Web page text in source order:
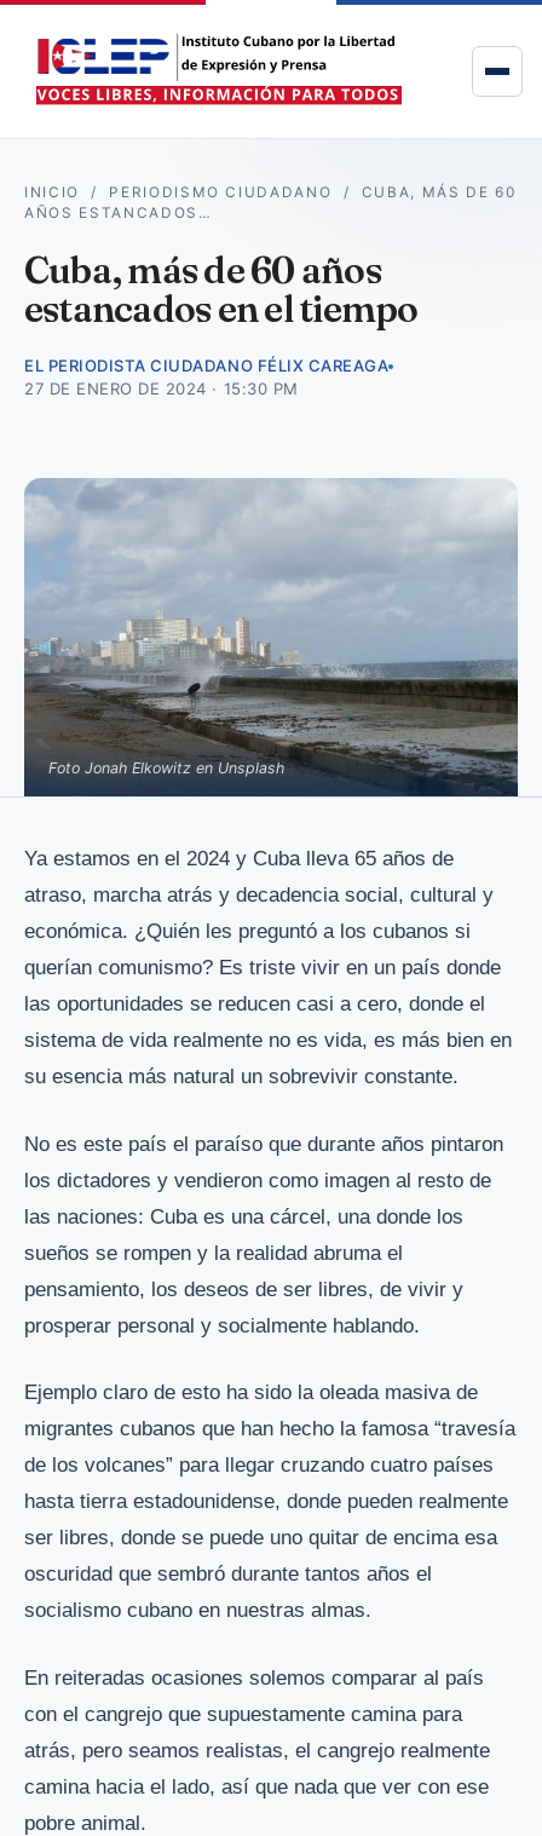
INICIO / PERIODISMO CIUDADANO / CUBA, MÁS DE 60
AÑOS ESTANCADOS…
Cuba, más de 60 años
estancados en el tiempo
EL PERIODISTA CIUDADANO FÉLIX CAREAGA
27 DE ENERO DE 2024 · 15:30 PM
Foto Jonah Elkowitz en Unsplash
Ya estamos en el 2024 y Cuba lleva 65 años de
atraso, marcha atrás y decadencia social, cultural y
económica. ¿Quién les preguntó a los cubanos si
querían comunismo? Es triste vivir en un país donde
las oportunidades se reducen casi a cero, donde el
sistema de vida realmente no es vida, es más bien en
su esencia más natural un sobrevivir constante.
No es este país el paraíso que durante años pintaron
los dictadores y vendieron como imagen al resto de
las naciones: Cuba es una cárcel, una donde los
sueños se rompen y la realidad abruma el
pensamiento, los deseos de ser libres, de vivir y
prosperar personal y socialmente hablando.
Ejemplo claro de esto ha sido la oleada masiva de
migrantes cubanos que han hecho la famosa “travesía
de los volcanes” para llegar cruzando cuatro países
hasta tierra estadounidense, donde pueden realmente
ser libres, donde se puede uno quitar de encima esa
oscuridad que sembró durante tantos años el
socialismo cubano en nuestras almas.
En reiteradas ocasiones solemos comparar al país
con el cangrejo que supuestamente camina para
atrás, pero seamos realistas, el cangrejo realmente
camina hacia el lado, así que nada que ver con ese
pobre animal.